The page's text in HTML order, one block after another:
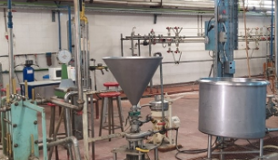
ΑΝΑΚΟΙΝΩΣΗ / ΠΡΟΚΗΡΥΞΗ ΝΕΟΥ
ΑΝΑΚΟΙΝΩΣΗ /